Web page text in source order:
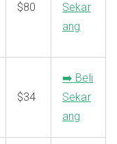
$80
Sekar
ang
$34
➡️ Beli
Sekar
ang